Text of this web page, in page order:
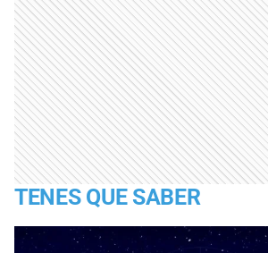
TENES QUE SABER